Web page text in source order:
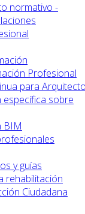
normativo -
Profesional
para
específica sobre
BIM
y guías
rehabilitación
Ciudadana